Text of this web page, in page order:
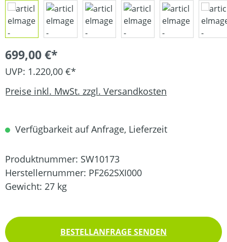
699,00 €*
UVP: 1.220,00 €*
Preise inkl. MwSt. zzgl. Versandkosten
Verfügbarkeit auf Anfrage, Lieferzeit
Produktnummer: SW10173
Herstellernummer: PF262SXI000
Gewicht: 27 kg
BESTELLANFRAGE SENDEN